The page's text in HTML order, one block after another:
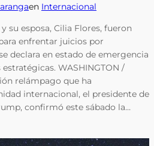
en Internacional
su esposa, Cilia Flores, fueron
enfrentar juicios por
declara en estado de emergencia
WASHINGTON /
relámpago que ha
internacional, el presidente de
confirmó este sábado la…